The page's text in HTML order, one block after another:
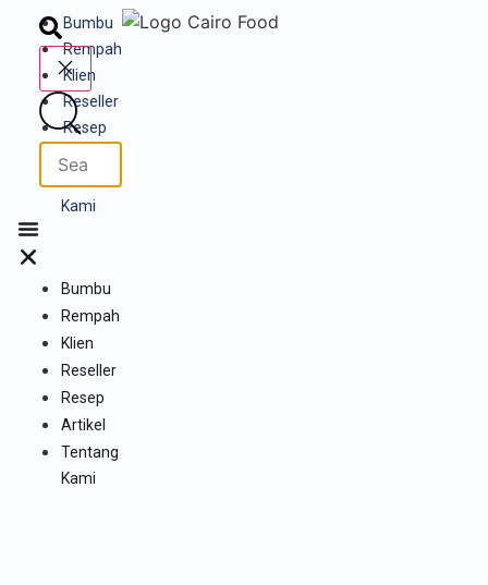
Bumbu
Rempah
Klien
Reseller
Resep
Tentang
Kami
Bumbu
Rempah
Klien
Reseller
Resep
Artikel
Tentang
Kami